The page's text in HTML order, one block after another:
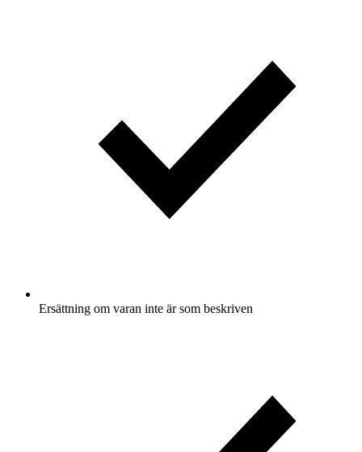
Ersättning om varan inte är som beskriven